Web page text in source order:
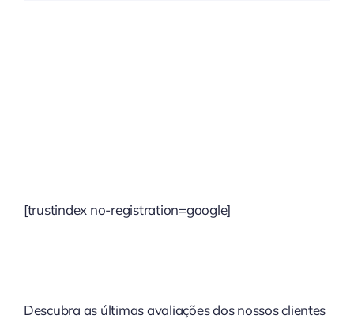
[trustindex no-registration=google]
Descubra as últimas avaliações dos nossos clientes